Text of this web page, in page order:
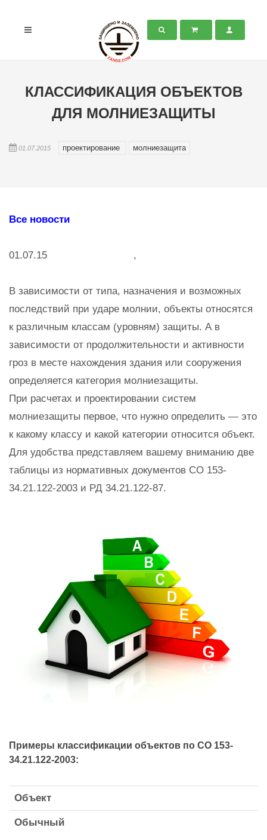
КЛАССИФИКАЦИЯ ОБЪЕКТОВ
ДЛЯ МОЛНИЕЗАЩИТЫ
01.07.2015 проектирование молниезащита
Все новости
01.07.15 ,
В зависимости от типа, назначения и возможных
последствий при ударе молнии, объекты относятся
к различным классам (уровням) защиты. А в
зависимости от продолжительности и активности
гроз в месте нахождения здания или сооружения
определяется категория молниезащиты.
При расчетах и проектировании систем
молниезащиты первое, что нужно определить — это
к какому классу и какой категории относится объект.
Для удобства представляем вашему вниманию две
таблицы из нормативных документов СО 153-
34.21.122-2003 и РД 34.21.122-87.
Примеры классификации объектов по СО 153-
34.21.122-2003:
Объект
Обычный